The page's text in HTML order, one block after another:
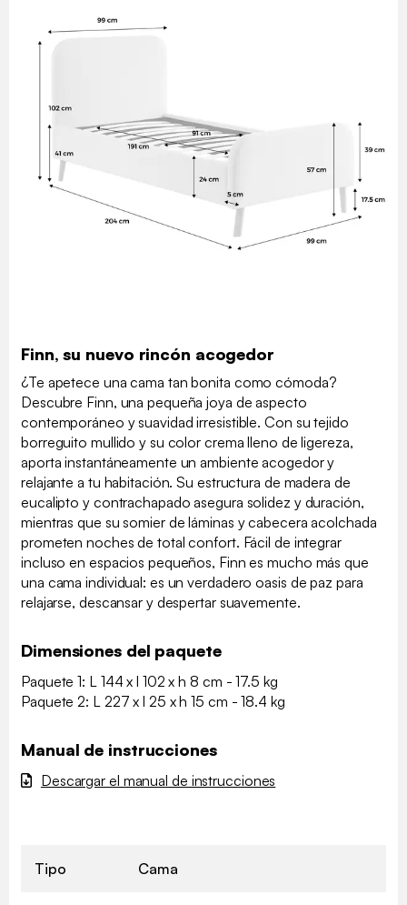
Finn, su nuevo rincón acogedor
¿Te apetece una cama tan bonita como cómoda?
Descubre Finn, una pequeña joya de aspecto
contemporáneo y suavidad irresistible. Con su tejido
borreguito mullido y su color crema lleno de ligereza,
aporta instantáneamente un ambiente acogedor y
relajante a tu habitación. Su estructura de madera de
eucalipto y contrachapado asegura solidez y duración,
mientras que su somier de láminas y cabecera acolchada
prometen noches de total confort. Fácil de integrar
incluso en espacios pequeños, Finn es mucho más que
una cama individual: es un verdadero oasis de paz para
relajarse, descansar y despertar suavemente.
Dimensiones del paquete
Paquete 1: L 144 x l 102 x h 8 cm - 17.5 kg
Paquete 2: L 227 x l 25 x h 15 cm - 18.4 kg
Manual de instrucciones
Descargar el manual de instrucciones
Tipo Cama